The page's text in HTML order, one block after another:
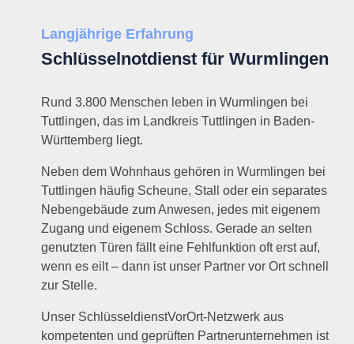
Langjährige Erfahrung
Schlüsselnotdienst für Wurmlingen
Rund 3.800 Menschen leben in Wurmlingen bei
Tuttlingen, das im Landkreis Tuttlingen in Baden-
Württemberg liegt.
Neben dem Wohnhaus gehören in Wurmlingen bei
Tuttlingen häufig Scheune, Stall oder ein separates
Nebengebäude zum Anwesen, jedes mit eigenem
Zugang und eigenem Schloss. Gerade an selten
genutzten Türen fällt eine Fehlfunktion oft erst auf,
wenn es eilt – dann ist unser Partner vor Ort schnell
zur Stelle.
Unser SchlüsseldienstVorOrt-Netzwerk aus
kompetenten und geprüften Partnerunternehmen ist